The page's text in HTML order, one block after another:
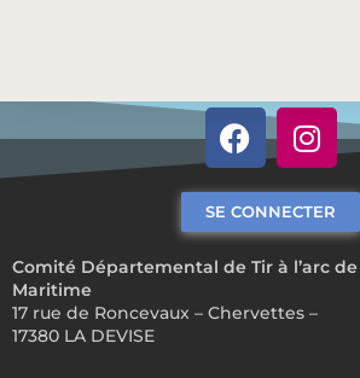
Comité Départemental de Tir à l’arc
Maritime
17 rue de Roncevaux – Chervettes –
17380 LA DEVISE
SE CONNECTER